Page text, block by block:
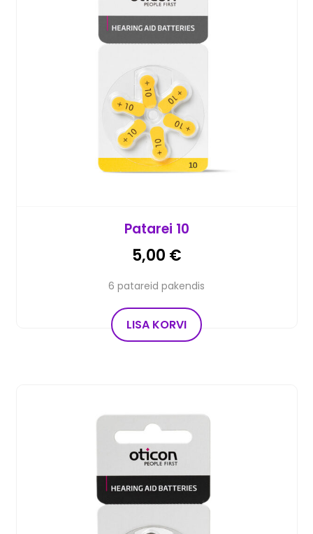
Patarei 10
5,00 €
6 patareid pakendis
LISA KORVI